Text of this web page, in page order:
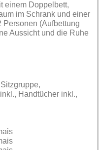
einem Doppelbett,
im Schrank und einer
Personen (Aufbettung
Aussicht und die Ruhe
Handtücher inkl.,